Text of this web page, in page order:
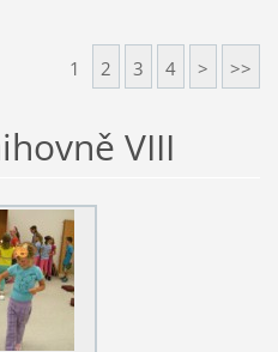
1 2 3 4 > >>
VIII